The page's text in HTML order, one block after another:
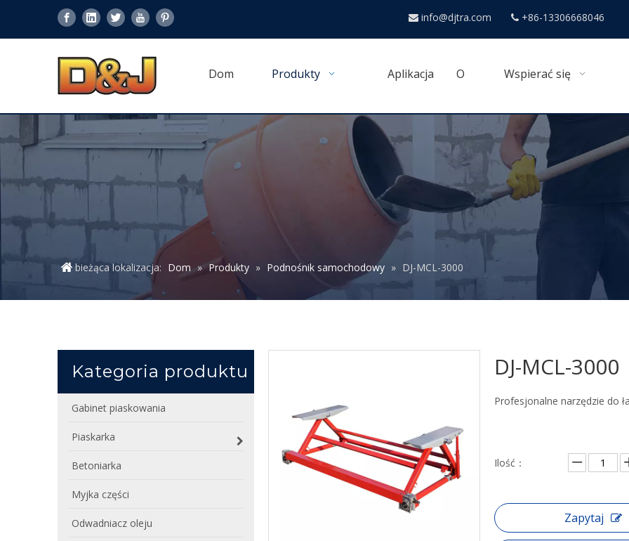
 info@djtra.com  +86-13306668046
Dom Produkty Aplikacja O Wspierać się
bieżąca lokalizacja: Dom » Produkty » Podnośnik samochodowy » DJ-MCL-3000
Kategoria produktu
Gabinet piaskowania
Piaskarka
Betoniarka
Myjka części
Odwadniacz oleju
DJ-MCL-3000
Profesjonalne narzędzie do
Ilość：
Zapytaj